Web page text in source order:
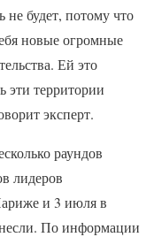
будет, потому что
новые огромные
Ей это
эти территории
эксперт.
раундов
лидеров
и 3 июля в
По информации